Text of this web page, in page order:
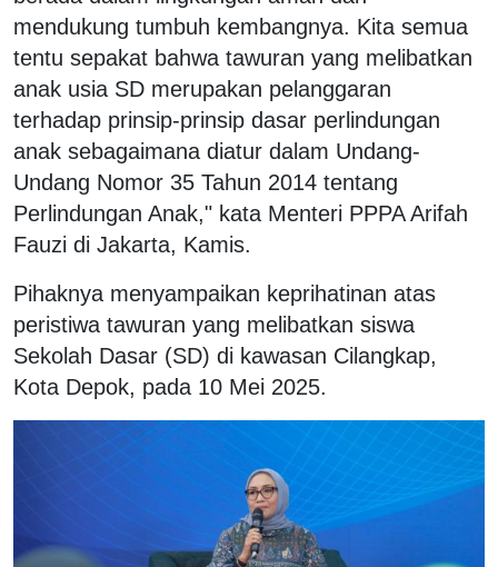
mendukung tumbuh kembangnya. Kita semua
tentu sepakat bahwa tawuran yang melibatkan
anak usia SD merupakan pelanggaran
terhadap prinsip-prinsip dasar perlindungan
anak sebagaimana diatur dalam Undang-
Undang Nomor 35 Tahun 2014 tentang
Perlindungan Anak," kata Menteri PPPA Arifah
Fauzi di Jakarta, Kamis.
Pihaknya menyampaikan keprihatinan atas
peristiwa tawuran yang melibatkan siswa
Sekolah Dasar (SD) di kawasan Cilangkap,
Kota Depok, pada 10 Mei 2025.